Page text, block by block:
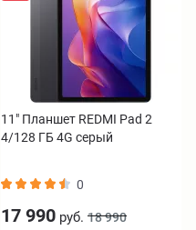
11" Планшет REDMI Pad 2
4/128 ГБ 4G серый
0
17 990 руб. 18 990